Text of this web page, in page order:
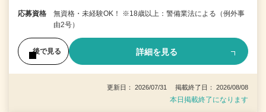
応募資格
無資格・未経験OK！ ※18歳以上：警備業法による（例外事
由2号）
後で見る 詳細を見る
更新日： 2026/07/31 掲載終了日： 2026/08/08
本日掲載終了になります